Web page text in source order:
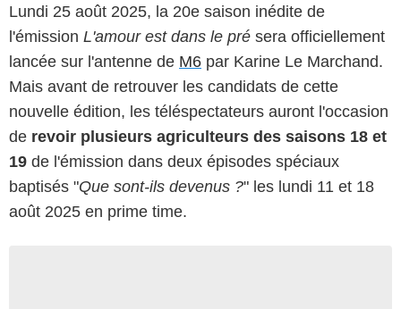
Lundi 25 août 2025, la 20e saison inédite de
l'émission L'amour est dans le pré sera officiellement
lancée sur l'antenne de M6 par Karine Le Marchand.
Mais avant de retrouver les candidats de cette
nouvelle édition, les téléspectateurs auront l'occasion
de revoir plusieurs agriculteurs des saisons 18 et
19 de l'émission dans deux épisodes spéciaux
baptisés "Que sont-ils devenus ?" les lundi 11 et 18
août 2025 en prime time.